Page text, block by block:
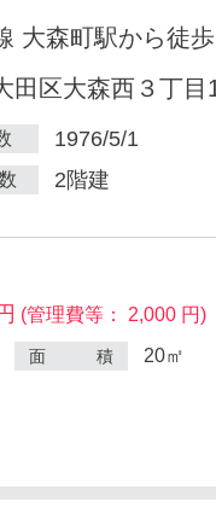
大森町駅から徒
田区大森西３丁目
1976/5/1
2階建
(管理費等： 2,000 円)
面 積 20㎡